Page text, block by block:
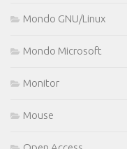
Mondo GNU/Linux
Mondo Microsoft
Monitor
Mouse